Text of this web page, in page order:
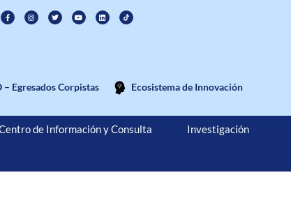
– Egresados Corpistas Ecosistema de Innovación
de Información y Consulta Investigación